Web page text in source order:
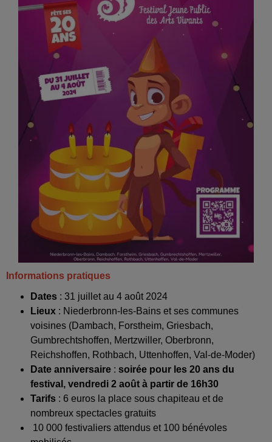
Informations pratiques
Dates : 31 juillet au 4 août 2024
Lieux : Niederbronn-les-Bains et ses communes
voisines (Dambach, Forstheim, Griesbach,
Gumbrechtshoffen, Mertzwiller, Oberbronn,
Reichshoffen, Rothbach, Uttenhoffen, Val-de-Moder)
Date anniversaire : soirée pour l es 20 ans du
festival, vendredi 2 août à partir de 16h30
Tarifs : 6 euros la place sous chapiteau et de
nombreux spectacles gratuits
10 000 festivaliers attendus et 100 bénévoles